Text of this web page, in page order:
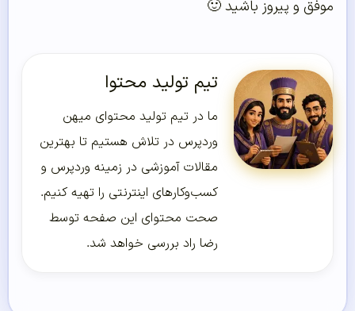
موفق و پیروز باشید 🙂
تیم تولید محتوا
ما در تیم تولید محتوای میهن
وردپرس در تلاش هستیم تا بهترین
مقالات آموزشی در زمینه وردپرس و
کسب‌و‌کارهای اینترنتی را تهیه کنیم.
صحت محتوای این صفحه توسط
رضا راد بررسی خواهد شد.